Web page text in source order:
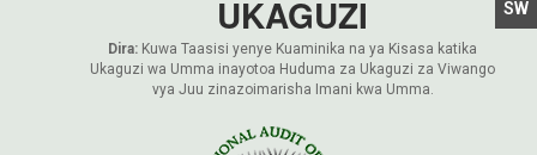
UKAGUZI
Dira: Kuwa Taasisi yenye Kuaminika na ya Kisasa katika
Ukaguzi wa Umma inayotoa Huduma za Ukaguzi za Viwango
vya Juu zinazoimarisha Imani kwa Umma.